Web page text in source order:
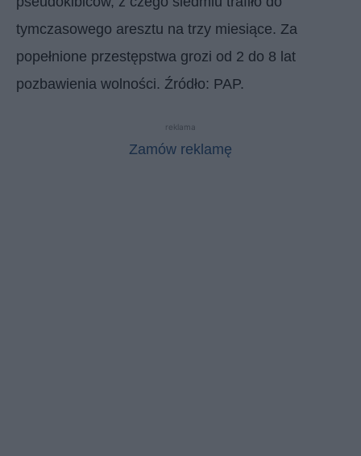
tymczasowego aresztu na trzy miesiące. Za
popełnione przestępstwa grozi od 2 do 8 lat
pozbawienia wolności. Źródło: PAP.
reklama
Zamów reklamę